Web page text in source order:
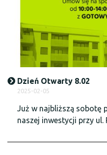
Dzień Otwarty 8.02
2025-02-05
Już w najbliższą sobotę
naszej inwestycji przy ul.